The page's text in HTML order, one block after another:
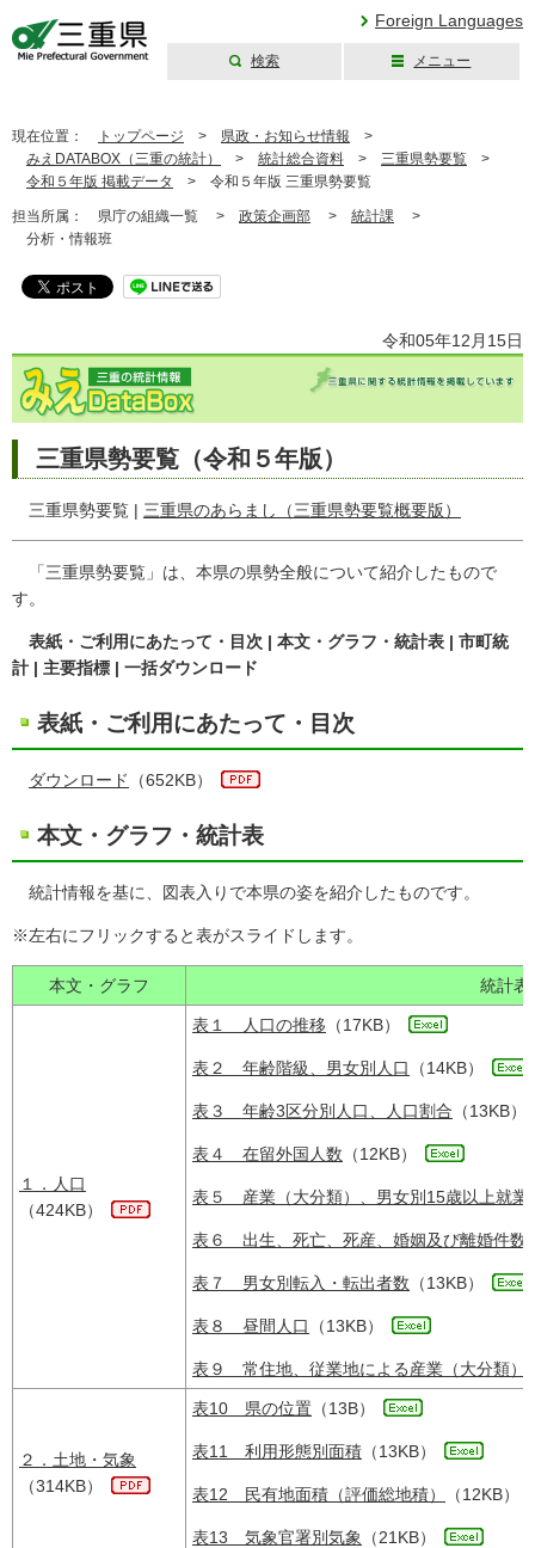
Foreign Languages
検索 メニュー
現在位置： トップページ > 県政・お知らせ情報 >
みえDATABOX（三重の統計）
> 統計総合資料 > 三重県勢要覧 >
令和５年版 掲載データ
> 令和５年版 三重県勢要覧
担当所属： 県庁の組織一覧 > 政策企画部 > 統計課 >
分析・情報班
令和05年12月15日
三重県勢要覧（令和５年版）
三重県勢要覧 | 三重県のあらまし（三重県勢要覧概要版）
「三重県勢要覧」は、本県の県勢全般について紹介したもので
す。
表紙・ご利用にあたって・目次 | 本文・グラフ・統計表 | 市町統
計 | 主要指標 | 一括ダウンロード
表紙・ご利用にあたって・目次
ダウンロード （652KB）
本文・グラフ・統計表
統計情報を基に、図表入りで本県の姿を紹介したものです。
※左右にフリックすると表がスライドします。
本文・グラフ 統計表
１．人口
（424KB）
表１ 人口の推移 （17KB）
表２ 年齢階級、男女別人口 （14KB）
表３ 年齢3区分別人口、人口割合 （13KB）
表４ 在留外国人数 （12KB）
表５ 産業（大分類）、男女別15歳以上就業
表６ 出生、死亡、死産、婚姻及び離婚件数
表７ 男女別転入・転出者数 （13KB）
表８ 昼間人口 （13KB）
表９ 常住地、従業地による産業（大分類）
２．土地・気象
（314KB）
表10 県の位置 （13B）
表11 利用形態別面積 （13KB）
表12 民有地面積（評価総地積） （12KB）
表13 気象官署別気象 （21KB）